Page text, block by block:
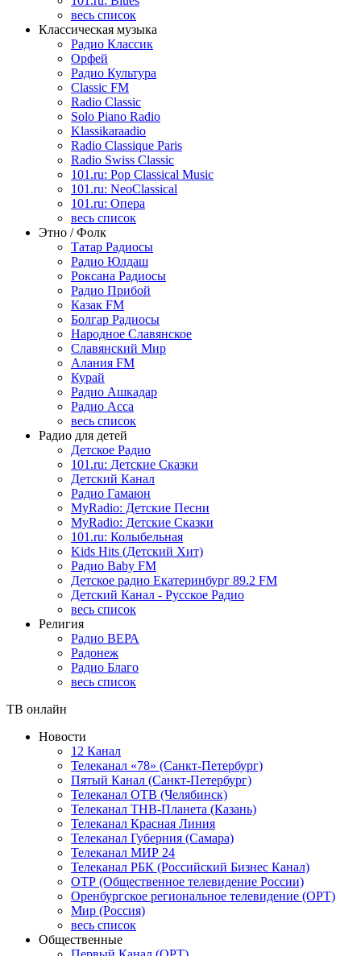
весь список
Классическая музыка
Радио Классик
Орфей
Радио Культура
Classic FM
Radio Classic
Solo Piano Radio
Klassikaraadio
Radio Classique Paris
Radio Swiss Classic
101.ru: Pop Classical Music
101.ru: NeoClassical
101.ru: Опера
весь список
Этно / Фолк
Татар Радиосы
Радио Юлдаш
Роксана Радиосы
Радио Прибой
Казак FM
Болгар Радиосы
Народное Славянское
Славянский Мир
Алания FM
Курай
Радио Ашкадар
Радио Асса
весь список
Радио для детей
Детское Радио
101.ru: Детские Сказки
Детский Канал
Радио Гамаюн
MyRadio: Детские Песни
MyRadio: Детские Сказки
101.ru: Колыбельная
Kids Hits (Детский Хит)
Радио Baby FM
Детское радио Екатеринбург 89.2 FM
Детский Канал - Русское Радио
весь список
Религия
Радио ВЕРА
Радонеж
Радио Благо
весь список
ТВ онлайн
Новости
12 Канал
Телеканал «78» (Санкт-Петербург)
Пятый Канал (Санкт-Петербург)
Телеканал ОТВ (Челябинск)
Телеканал ТНВ-Планета (Казань)
Телеканал Красная Линия
Телеканал Губерния (Самара)
Телеканал МИР 24
Телеканал РБК (Российский Бизнес Канал)
ОТР (Общественное телевидение России)
Оренбургское региональное телевидение (ОРТ)
Мир (Россия)
весь список
Общественные